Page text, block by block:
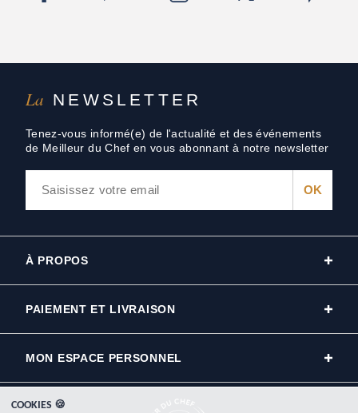
La NEWSLETTER
Tenez-vous informé(e) de l'actualité et des événements
de Meilleur du Chef en vous abonnant à notre newsletter
À PROPOS
PAIEMENT ET LIVRAISON
MON ESPACE PERSONNEL
COOKIES 🍪